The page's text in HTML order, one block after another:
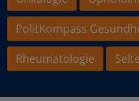
PolitKompass
Rheumatologie